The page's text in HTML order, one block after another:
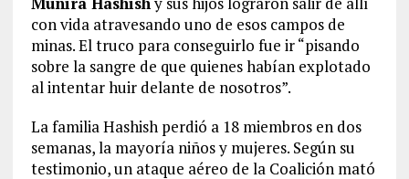
con vida atravesando uno de esos campos de
minas. El truco para conseguirlo fue ir “pisando
sobre la sangre de que quienes habían explotado
al intentar huir delante de nosotros”.
La familia Hashish perdió a 18 miembros en dos
semanas, la mayoría niños y mujeres. Según su
testimonio, un ataque aéreo de la Coalición mató